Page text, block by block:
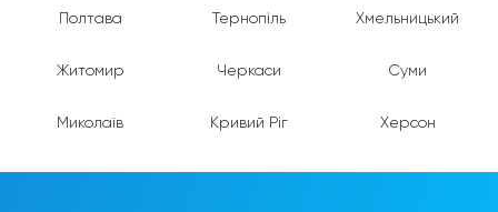
Полтава Тернопіль Хмельницький
Житомир Черкаси Суми
Миколаїв Кривий Ріг Херсон